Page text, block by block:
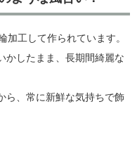
加工して作られています。
かしたまま、長期間綺麗な
ら、常に新鮮な気持ちで飾